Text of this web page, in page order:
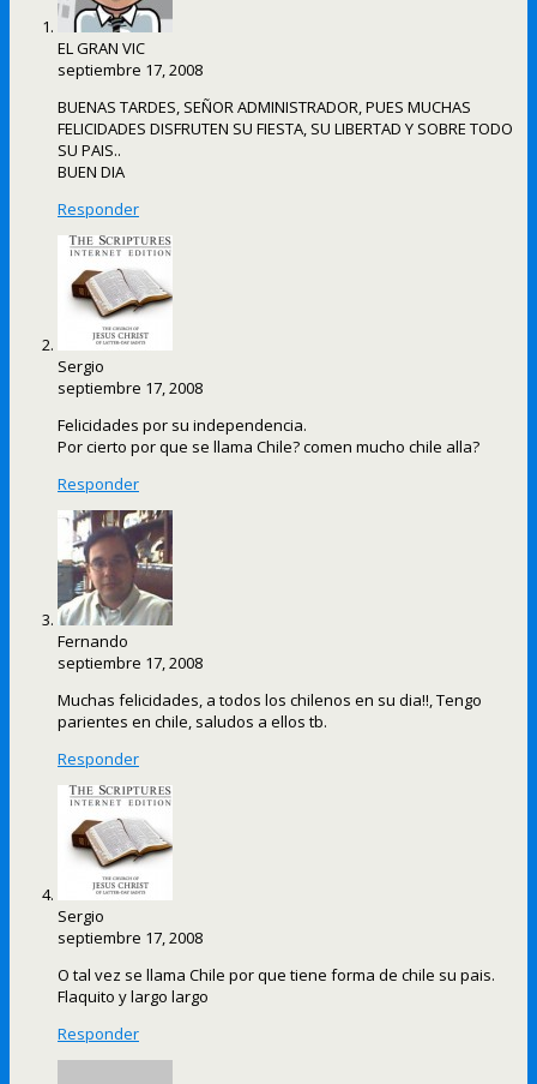
EL GRAN VIC
septiembre 17, 2008
BUENAS TARDES, SEÑOR ADMINISTRADOR, PUES MUCHAS
FELICIDADES DISFRUTEN SU FIESTA, SU LIBERTAD Y SOBRE TODO
SU PAIS..
BUEN DIA
Responder
Sergio
septiembre 17, 2008
Felicidades por su independencia.
Por cierto por que se llama Chile? comen mucho chile alla?
Responder
Fernando
septiembre 17, 2008
Muchas felicidades, a todos los chilenos en su dia!!, Tengo
parientes en chile, saludos a ellos tb.
Responder
Sergio
septiembre 17, 2008
O tal vez se llama Chile por que tiene forma de chile su pais.
Flaquito y largo largo
Responder